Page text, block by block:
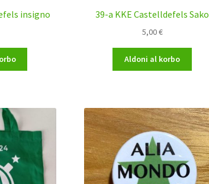
insigno 39-a KKE Castelldefels Sako
5,00€
Aldoni al korbo